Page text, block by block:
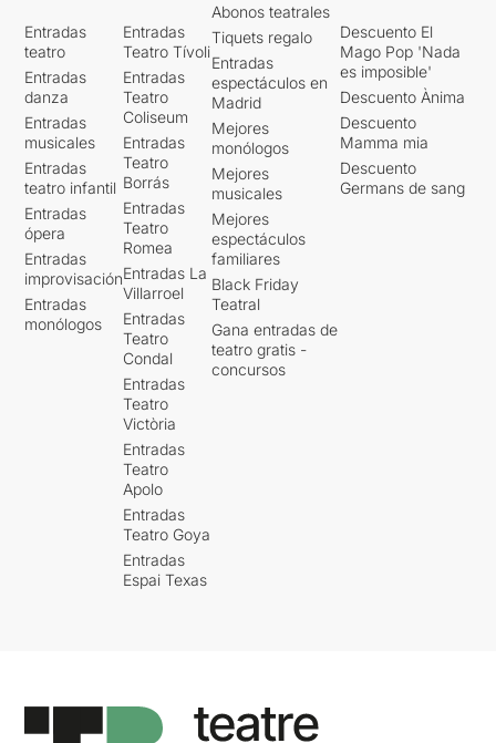
Entradas
teatro
Entradas
danza
Entradas
musicales
Entradas
teatro infantil
Entradas
ópera
Entradas
improvisación
Entradas
monólogos
Entradas
Teatro Tívoli
Entradas
Teatro
Coliseum
Entradas
Teatro
Borrás
Entradas
Teatro
Romea
Entradas La
Villarroel
Entradas
Teatro
Condal
Entradas
Teatro
Victòria
Entradas
Teatro
Apolo
Entradas
Teatro Goya
Entradas
Espai Texas
Abonos teatrales
Tiquets regalo
Entradas
espectáculos en
Madrid
Mejores
monólogos
Mejores
musicales
Mejores
espectáculos
familiares
Black Friday
Teatral
Gana entradas de
teatro gratis -
concursos
Descuento El
Mago Pop 'Nada
es imposible'
Descuento Ànima
Descuento
Mamma mia
Descuento
Germans de sang